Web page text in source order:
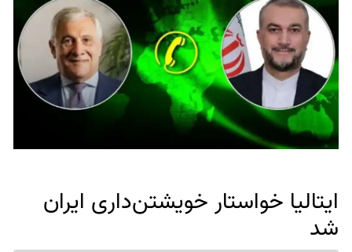
ایتالیا خواستار خویشتن‌داری ایران
شد